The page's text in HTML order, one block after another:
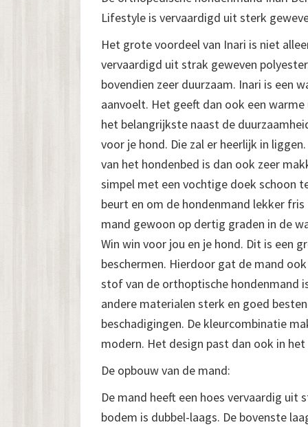
Lifestyle is vervaardigd uit sterk
Het grote voordeel van Inari is niet
vervaardigd uit strak geweven
bovendien zeer duurzaam. Inari is een
aanvoelt. Het geeft dan ook een
het belangrijkste naast de
voor je hond. Die zal er heerlijk in
van het hondenbed is dan ook zeer
simpel met een vochtige doek schoon
beurt en om de hondenmand lekker
mand gewoon op dertig graden in de
Win win voor jou en je hond. Dit is een
beschermen. Hierdoor gat de mand
stof van de orthoptische hondenmand
andere materialen sterk en goed
beschadigingen. De kleurcombinatie
modern. Het design past dan ook in
De opbouw van de mand:
De mand heeft een hoes vervaardig
bodem is dubbel-laags. De bovenste